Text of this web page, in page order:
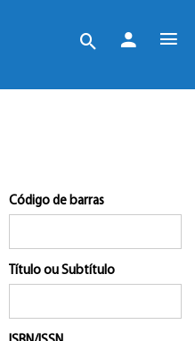
Código de barras
Título ou Subtítulo